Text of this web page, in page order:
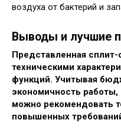
воздуха от бактерий и
Выводы и лучшие
Представленная
техническими
функций. Учитывая
экономичность
можно рекомендовать
повышенных